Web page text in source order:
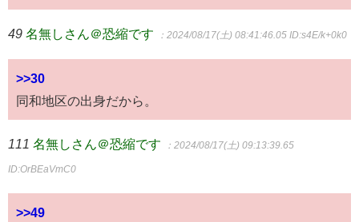
49 名無しさん＠恐縮です ：2024/08/17(土) 08:41:46.05 ID:s4E/k+0k0
>>30
同和地区の出身だから。
111 名無しさん＠恐縮です ：2024/08/17(土) 09:13:39.65
ID:OrBEaVmC0
>>49